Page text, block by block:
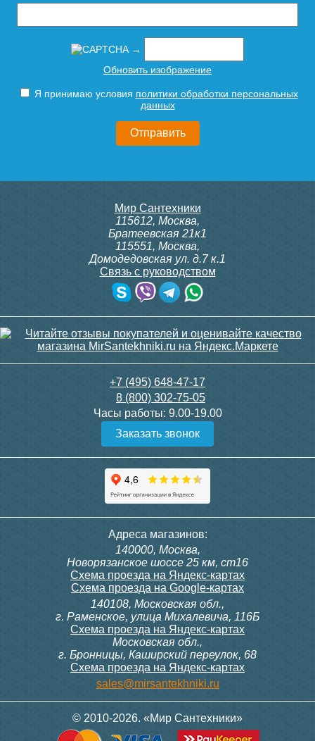
Чугунный радиатор
LOFT 600/070 1 секция
Чугунный радиатор
Радимакс (RETROstyle)
LOFT 600 1 секция
Чугунный радиатор
Радимакс (RETROstyle)
3 400
Подробнее
→
Обновить изображение
Я принимаю условия политики обработки персональных
данных
Мир Сантехники
115612, Москва,
Братеевская 21к1
115551, Москва,
Домодедовская ул. д.7 к.1
Связь с руководством
+7 (495) 648-47-17
8 (800) 302-75-05
Часы работы: 9.00-19.00
Заказать звонок
Адреса магазинов:
140000, Москва,
Новорязанское шоссе 25 км, ст16
Схема проезда на Яндекс-картах
Схема проезда на Google-картах
140108, Московская обл.,
г. Раменское, улица Михалевича, 116Б
Схема проезда на Яндекс-картах
Московская обл.,
г. Бронницы, Каширский переулок, 68
Схема проезда на Яндекс-картах
sales@mirsantekhniki.ru
© 2010-2026. «Мир Сантехники»